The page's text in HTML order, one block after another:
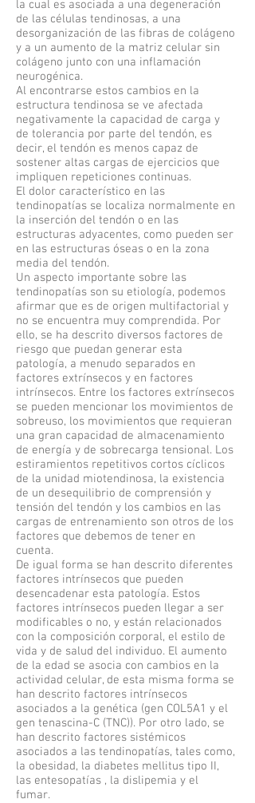
la cual es asociada a una degeneración
de las células tendinosas, a una
desorganización de las fibras de colágeno
y a un aumento de la matriz celular sin
colágeno junto con una inflamación
neurogénica.
Al encontrarse estos cambios en la
estructura tendinosa se ve afectada
negativamente la capacidad de carga y
de tolerancia por parte del tendón, es
decir, el tendón es menos capaz de
sostener altas cargas de ejercicios que
impliquen repeticiones continuas.
El dolor característico en las
tendinopatías se localiza normalmente en
la inserción del tendón o en las
estructuras adyacentes, como pueden ser
en las estructuras óseas o en la zona
media del tendón.
Un aspecto importante sobre las
tendinopatías son su etiología, podemos
afirmar que es de origen multifactorial y
no se encuentra muy comprendida. Por
ello, se ha descrito diversos factores de
riesgo que puedan generar esta
patología, a menudo separados en
factores extrínsecos y en factores
intrínsecos. Entre los factores extrínsecos
se pueden mencionar los movimientos de
sobreuso, los movimientos que requieran
una gran capacidad de almacenamiento
de energía y de sobrecarga tensional. Los
estiramientos repetitivos cortos cíclicos
de la unidad miotendinosa, la existencia
de un desequilibrio de comprensión y
tensión del tendón y los cambios en las
cargas de entrenamiento son otros de los
factores que debemos de tener en
cuenta.
De igual forma se han descrito diferentes
factores intrínsecos que pueden
desencadenar esta patología. Estos
factores intrínsecos pueden llegar a ser
modificables o no, y están relacionados
con la composición corporal, el estilo de
vida y de salud del individuo. El aumento
de la edad se asocia con cambios en la
actividad celular, de esta misma forma se
han descrito factores intrínsecos
asociados a la genética (gen COL5A1 y el
gen tenascina-C (TNC)). Por otro lado, se
han descrito factores sistémicos
asociados a las tendinopatías, tales como,
la obesidad, la diabetes mellitus tipo II,
las entesopatías , la dislipemia y el
fumar.